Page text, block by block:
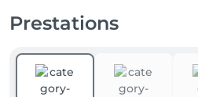
Prestations